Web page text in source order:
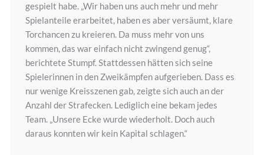
gespielt habe. „Wir haben uns auch mehr und mehr
Spielanteile erarbeitet, haben es aber versäumt, klare
Torchancen zu kreieren. Da muss mehr von uns
kommen, das war einfach nicht zwingend genug“,
berichtete Stumpf. Stattdessen hätten sich seine
Spielerinnen in den Zweikämpfen aufgerieben. Dass es
nur wenige Kreisszenen gab, zeigte sich auch an der
Anzahl der Strafecken. Lediglich eine bekam jedes
Team. „Unsere Ecke wurde wiederholt. Doch auch
daraus konnten wir kein Kapital schlagen.“